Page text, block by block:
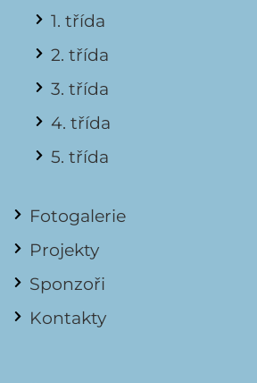
1. třída
2. třída
3. třída
4. třída
5. třída
Fotogalerie
Projekty
Sponzoři
Kontakty